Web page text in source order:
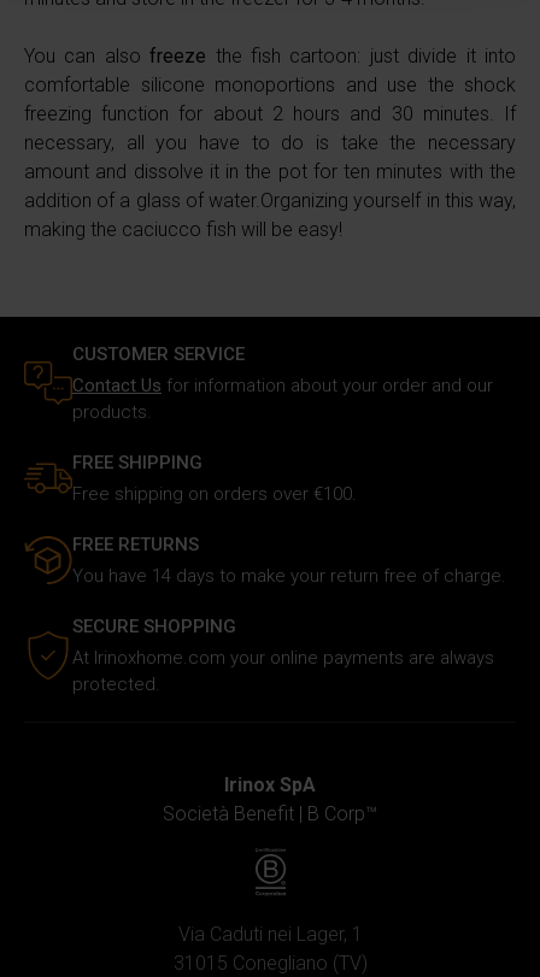
modificare o ritirare il tuo consenso in qualsiasi momento
dalla Dichiarazione sui cookie.
Utilizziamo i cookie per personalizzare i contenuti e gli
annunci, fornire le funzioni dei social media e analizzare il
nostro traffico. Inoltre forniamo informazioni sul modo in
cui utilizzi il nostro sito ai nostri partner che si occupano
fornito loro o che hanno raccolto in base al tuo utilizzo dei
loro servizi.
You can alsofreeze the fish cartoon: just divide it into
comfortable silicone monoportions and use the shock
freezing function for about 2 hours and 30 minutes. If
necessary, all you have to do is take the necessary
amount and dissolve it in the pot for ten minutes with the
addition of a glass of water.Organizing yourself in this way,
making the caciucco fish will be easy!
CUSTOMER SERVICE
Contact Us for information about your order and our
products.
FREE SHIPPING
Free shipping on orders over €100.
FREE RETURNS
You have 14 days to make your return free of charge.
SECURE SHOPPING
At Irinoxhome.com your online payments are always
protected.
Irinox SpA
Società Benefit | B Corp™
Via Caduti nei Lager, 1
31015 Conegliano (TV)